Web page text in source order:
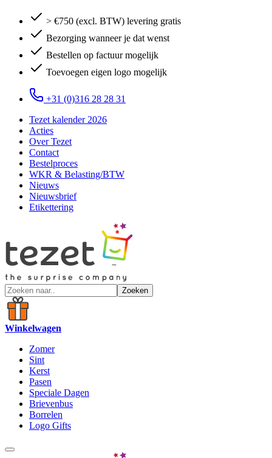
> €750 (excl. BTW) levering gratis
Bezorging wanneer je dat wenst
Bestellen op factuur mogelijk
Toevoegen eigen logo mogelijk
+31 (0)316 28 28 31
Tezet kalender 2026
Acties
Over Tezet
Contact
Bestelproces
WKR & Belasting/BTW
Nieuws
Nieuwsbrief
Etikettering
Zoeken
Winkelwagen
Zomer
Sint
Kerst
Pasen
Speciale Dagen
Brievenbus
Borrelen
Logo Gifts